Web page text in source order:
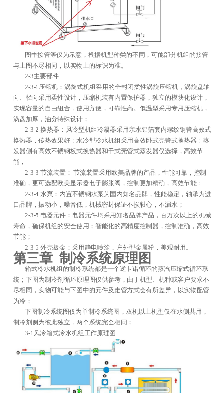
图中接管等仅为示意，根据机型种类的不同，可能部分机组的接管
与上图不尽相同，以实物上的标识为准。
2-3主要部件
2-3-1压缩机：涡旋式机组采用的全封闭柔性涡旋压缩机，涡旋盘轴
向、径向采用柔性设计，压缩机装有内置保护器，独立的模块化设计，
实现容量的自由组合，使用方便，可靠性高。低温型采用专用压缩机，
涡盘加厚，油分特殊设计；
2-3-2 换热器：风冷型机组冷凝器采用亲水铝箔套内螺纹铜管高效式
换热器，传热效果好；水冷型冷水机组采用高效卧式壳管式换热器；蒸
发器侧有高效不锈钢板式换热器和干式壳管式蒸发器仅选择，高效节
能；
2-3-3 节流装置： 节流装置采用欧美品牌的产品，性能可靠，控制
准确，更可选配欧美显示器电子膨胀阀，控制更加精确，高效节能；
2-3-4 水泵：内置不锈钢水泵为国内知名品牌，性能稳定，轴承为进
口品牌，振动小，噪音低，机械密封保证不损轴心，不漏水；
2-3-5 电器元件：电器元件均采用知名品牌产品，百万次以上的机械
寿命，确保机组的安全使用；智能化的高精度控制器，控制准确，高效
节能；
2-3-6 外壳板金：采用静电喷涂，户外型金属粉，美观耐用。
第三章 制冷系统原理图
箱式冷水机组的制冷系统都是一个逆卡诺循环的蒸汽压缩式循环系
统；下图为制冷剂循环原理图仅供参考，由于机型、机种或客户要求不
尽相同，实物可能与下图中的元件及走管方式会有所差异，以实物配管
为冷；
下图制冷系统图仅为单制冷系统图，双机以上机型仅在水侧共用，
制冷剂侧为彼此独立，两个系统完全相同；
3-1风冷箱式冷水机组工作原理图